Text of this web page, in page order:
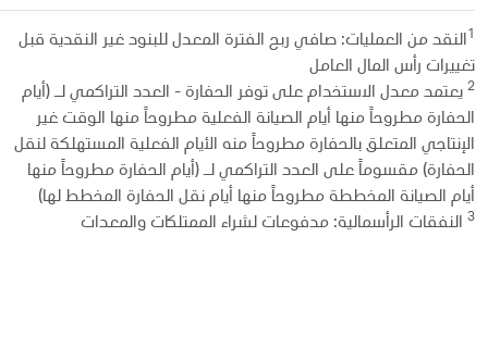
1النقد من العمليات: صافي ربح الفترة المعدل للبنود غير النقدية قبل
تغييرات رأس المال العامل
2 يعتمد معدل الاستخدام على توفر الحفارة - العدد التراكمي لـ (أيام
الحفارة مطروحاً منها أيام الصيانة الفعلية مطروحاً منها الوقت غير
الإنتاجي المتعلق بالحفارة مطروحاً منه الأيام الفعلية المستهلكة لنقل
الحفارة) مقسوماً على العدد التراكمي لـ (أيام الحفارة مطروحاً منها
أيام الصيانة المخططة مطروحاً منها أيام نقل الحفارة المخطط لها)
3 النفقات الرأسمالية: مدفوعات لشراء الممتلكات والمعدات